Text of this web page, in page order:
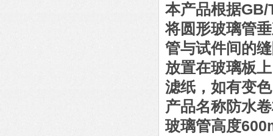
本产品根据
将圆形玻璃管
管与试件间的
放置在玻璃板
滤纸，如有变
产品名称防水
玻璃管高度